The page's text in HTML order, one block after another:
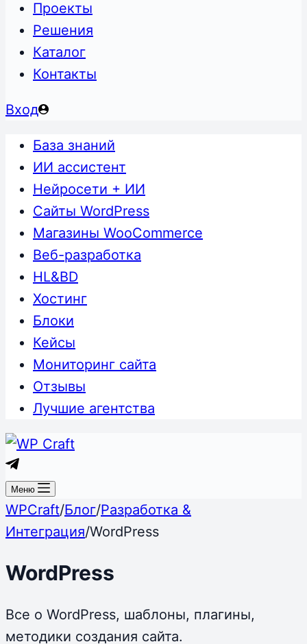
Проекты
Решения
Каталог
Контакты
Вход
База знаний
ИИ ассистент
Нейросети + ИИ
Сайты WordPress
Магазины WooCommerce
Веб-разработка
HL&BD
Хостинг
Блоки
Кейсы
Мониторинг сайта
Отзывы
Лучшие агентства
Меню
WPCraft/Блог/Разработка &
Интеграция/WordPress
WordPress
Все о WordPress, шаблоны, плагины,
методики создания сайта.